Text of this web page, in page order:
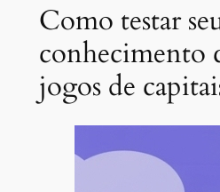
Como testar
conhecimento
jogos de